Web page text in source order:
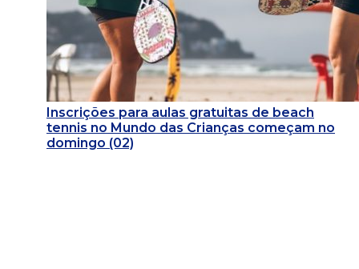
Inscrições para aulas gratuitas de beach
tennis no Mundo das Crianças começam no
domingo (02)